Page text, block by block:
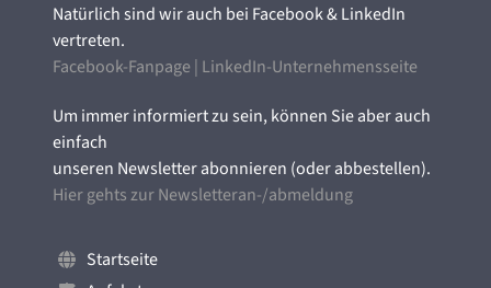
Natürlich sind wir auch bei Facebook & LinkedIn
vertreten.
Facebook-Fanpage| LinkedIn-Unternehmensseite
Um immer informiert zu sein, können Sie aber auch
einfach
unseren Newsletter abonnieren (oder abbestellen).
Hier gehts zur Newsletteran-/abmeldung
Startseite